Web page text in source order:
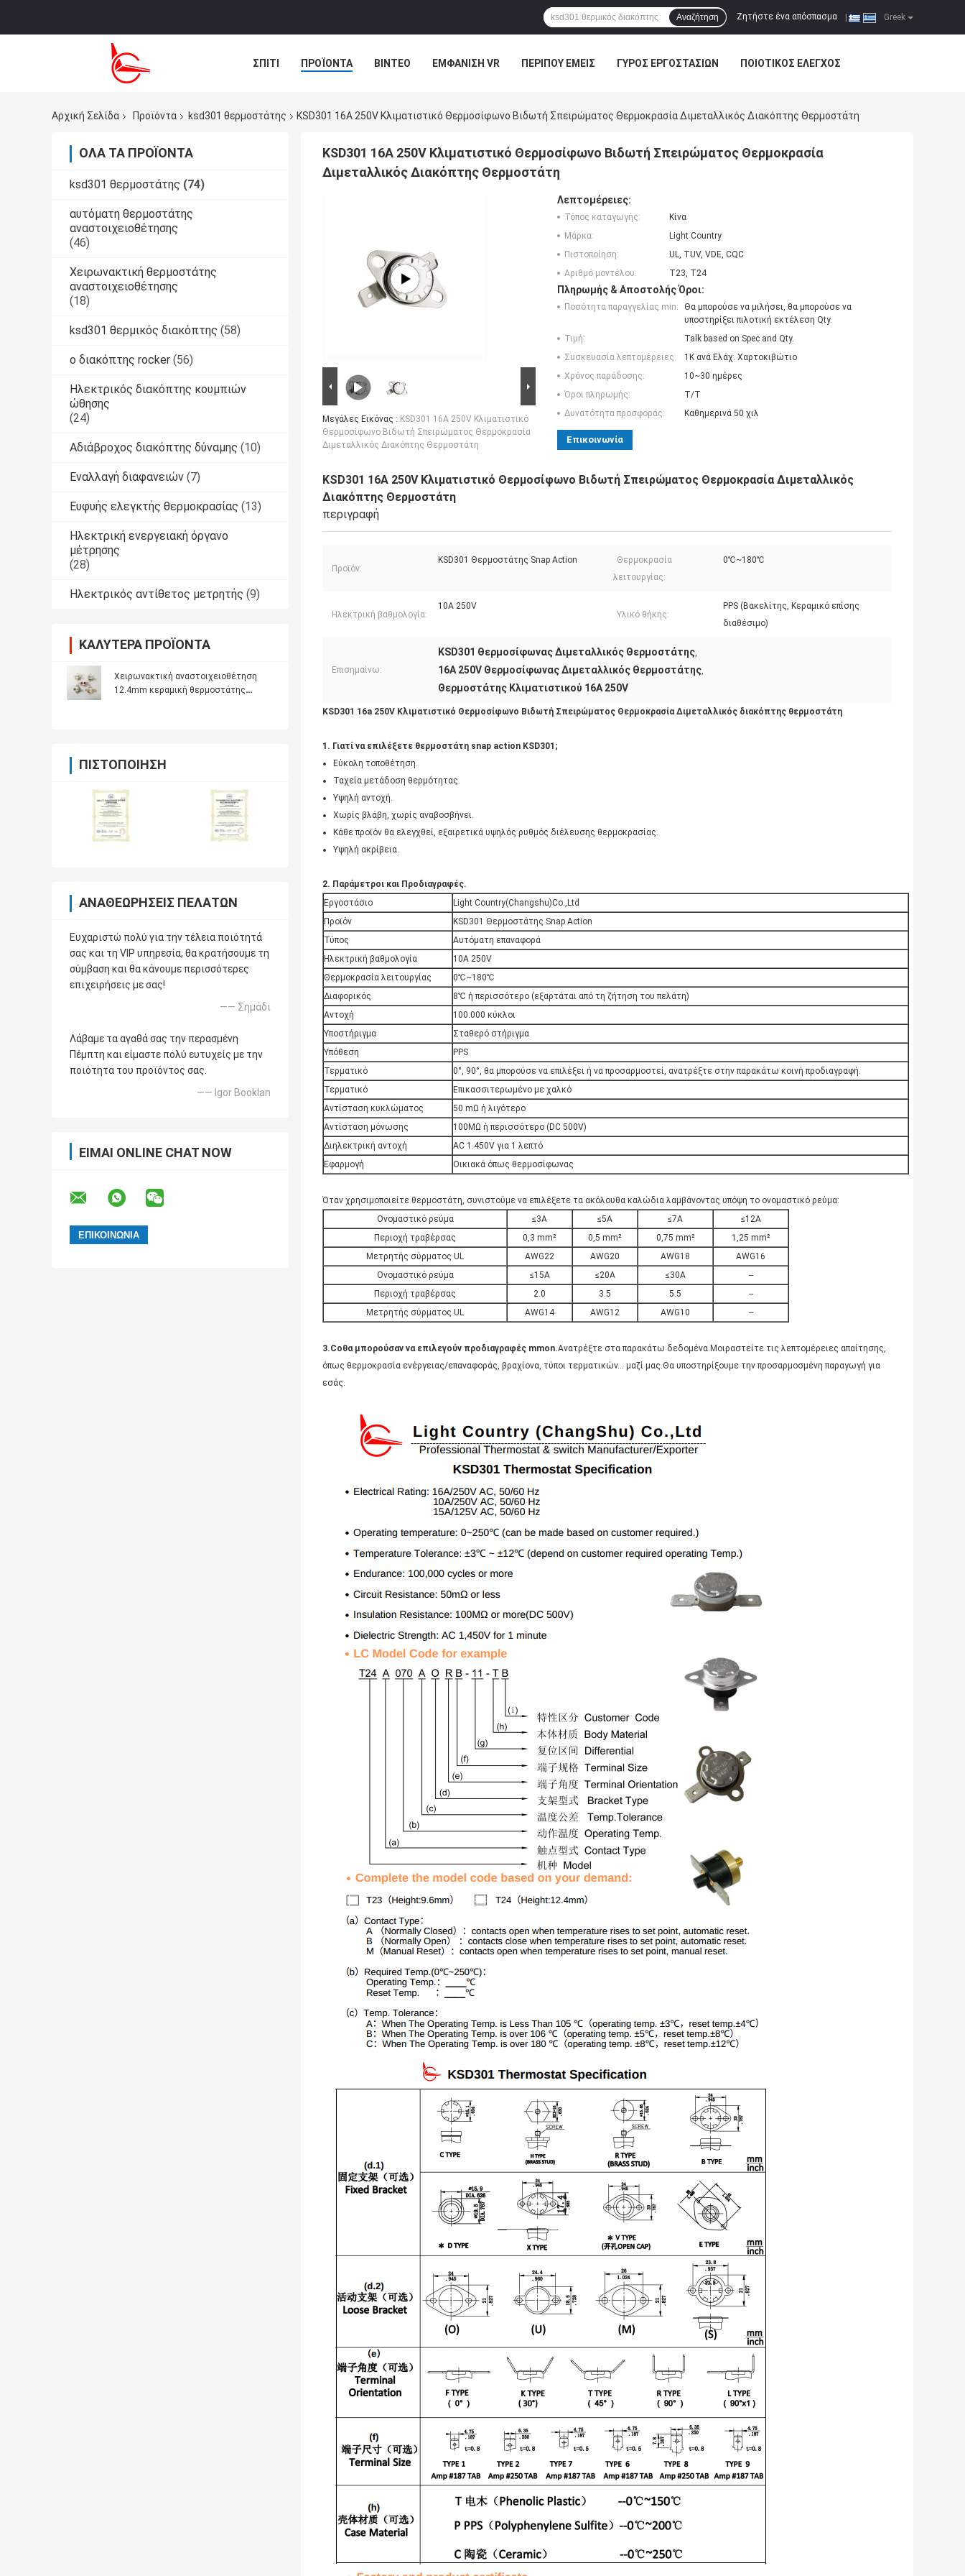
Greek
Ζητήστε ένα απόσπασμα
Αναζήτηση
ΣΠΊΤΙ ΠΡΟΪΌΝΤΑ ΒΊΝΤΕΟ ΕΜΦΆΝΙΣΗ VR ΠΕΡΊΠΟΥ ΕΜΕΊΣ ΓΎΡΟΣ ΕΡΓΟΣΤΑΣΊΩΝ ΠΟΙΟΤΙΚΌΣ ΈΛΕΓΧΟΣ
Αρχική Σελίδα
Προϊόντα ksd301 θερμοστάτης KSD301 16A 250V Κλιματιστικό Θερμοσίφωνο Βιδωτή Σπειρώματος Θερμοκρασία Διμεταλλικός Διακόπτης Θερμοστάτη
ΌΛΑ ΤΑ ΠΡΟΪΌΝΤΑ
ksd301 θερμοστάτης (74)
αυτόματη θερμοστάτης
αναστοιχειοθέτησης
(46)
Χειρωνακτική θερμοστάτης
αναστοιχειοθέτησης
(18)
ksd301 θερμικός διακόπτης (58)
ο διακόπτης rocker (56)
Ηλεκτρικός διακόπτης κουμπιών
ώθησης
(24)
Αδιάβροχος διακόπτης δύναμης (10)
Εναλλαγή διαφανειών (7)
Ευφυής ελεγκτής θερμοκρασίας (13)
Ηλεκτρική ενεργειακή όργανο
μέτρησης
(28)
Ηλεκτρικός αντίθετος μετρητής (9)
ΚΑΛΎΤΕΡΑ ΠΡΟΪΌΝΤΑ
Χειρωνακτική αναστοιχειοθέτηση
12.4mm κεραμική θερμοστάτης
ΠΙΣΤΟΠΟΊΗΣΗ
ΑΝΑΘΕΩΡΉΣΕΙΣ ΠΕΛΑΤΏΝ
Ευχαριστώ πολύ για την τέλεια ποιότητά
σας και τη VIP υπηρεσία, θα κρατήσουμε τη
σύμβαση και θα κάνουμε περισσότερες
επιχειρήσεις με σας!
—— Σημάδι
Λάβαμε τα αγαθά σας την περασμένη
Πέμπτη και είμαστε πολύ ευτυχείς με την
ποιότητα του προϊόντος σας.
—— Igor Booklan
ΕΊΜΑΙ ONLINE CHAT NOW
KSD301 16A 250V Κλιματιστικό Θερμοσίφωνο Βιδωτή Σπειρώματος Θερμοκρασία
Διμεταλλικός Διακόπτης Θερμοστάτη
Μεγάλες Εικόνας : KSD301 16A 250V Κλιματιστικό
Θερμοσίφωνο Βιδωτή Σπειρώματος Θερμοκρασία
Διμεταλλικός Διακόπτης Θερμοστάτη
Λεπτομέρειες:
Τόπος καταγωγής:
Κίνα
Μάρκα:
Light Country
Πιστοποίηση:
UL, TUV, VDE, CQC
Αριθμό μοντέλου:
Τ23, Τ24
Πληρωμής & Αποστολής Όροι:
Ποσότητα παραγγελίας min:
Θα μπορούσε να μιλήσει, θα μπορούσε να
υποστηρίξει πιλοτική εκτέλεση Qty.
Τιμή:
Talk based on Spec and Qty.
Συσκευασία λεπτομέρειες:
1K ανά Ελάχ. Χαρτοκιβώτιο
Χρόνος παράδοσης:
10~30 ημέρες
Όροι πληρωμής:
T/T
Δυνατότητα προσφοράς:
Καθημερινά 50 χιλ
Επικοινωνία
KSD301 16A 250V Κλιματιστικό Θερμοσίφωνο Βιδωτή Σπειρώματος Θερμοκρασία Διμεταλλικός
Διακόπτης Θερμοστάτη
περιγραφή
Προϊόν:
KSD301 Θερμοστάτης Snap Action
Θερμοκρασία
λειτουργίας:
0℃~180℃
Ηλεκτρική βαθμολογία:
10A 250V
Υλικό θήκης:
PPS (Βακελίτης, Κεραμικό επίσης
διαθέσιμο)
Επισημαίνω:
KSD301 Θερμοσίφωνας Διμεταλλικός Θερμοστάτης,
16A 250V Θερμοσίφωνας Διμεταλλικός Θερμοστάτης,
Θερμοστάτης Κλιματιστικού 16A 250V
KSD301 16a 250V Κλιματιστικό Θερμοσίφωνο Βιδωτή Σπειρώματος Θερμοκρασία Διμεταλλικός διακόπτης θερμοστάτη
1. Γιατί να επιλέξετε θερμοστάτη snap action KSD301;
Εύκολη τοποθέτηση.
Ταχεία μετάδοση θερμότητας.
Υψηλή αντοχή.
Χωρίς βλάβη, χωρίς αναβοσβήνει.
Κάθε προϊόν θα ελεγχθεί, εξαιρετικά υψηλός ρυθμός διέλευσης θερμοκρασίας.
Υψηλή ακρίβεια.
2. Παράμετροι και Προδιαγραφές.
Εργοστάσιο
Light Country(Changshu)Co.,Ltd
Προϊόν
KSD301 Θερμοστάτης Snap Action
Τύπος
Αυτόματη επαναφορά
Ηλεκτρική βαθμολογία
10A 250V
Θερμοκρασία λειτουργίας
0℃~180℃
Διαφορικός
8℃ ή περισσότερο (εξαρτάται από τη ζήτηση του πελάτη)
Αντοχή
100.000 κύκλοι
Υποστήριγμα
Σταθερό στήριγμα
Υπόθεση
PPS
Τερματικό
0°, 90°, θα μπορούσε να επιλέξει ή να προσαρμοστεί, ανατρέξτε στην παρακάτω κοινή προδιαγραφή.
Τερματικό
Επικασσιτερωμένο με χαλκό
Αντίσταση κυκλώματος
50 mΩ ή λιγότερο
Αντίσταση μόνωσης
100MΩ ή περισσότερο (DC 500V)
Διηλεκτρική αντοχή
AC 1.450V για 1 λεπτό
Εφαρμογή
Οικιακά όπως θερμοσίφωνας
Όταν χρησιμοποιείτε θερμοστάτη, συνιστούμε να επιλέξετε τα ακόλουθα καλώδια λαμβάνοντας υπόψη το ονομαστικό ρεύμα:
Ονομαστικό ρεύμα
≤3A ≤5A ≤7A
≤12A
Περιοχή τραβέρσας
0,3 mm² 0,5 mm² 0,75 mm²
1,25 mm²
Μετρητής σύρματος UL
AWG22 AWG20 AWG18
AWG16
Ονομαστικό ρεύμα
≤15A ≤20A ≤30A
--
Περιοχή τραβέρσας
2.0 3.5 5.5
--
Μετρητής σύρματος UL
AWG14 AWG12 AWG10 --
3.Coθα μπορούσαν να επιλεγούν προδιαγραφές mmon.Ανατρέξτε στα παρακάτω δεδομένα.Μοιραστείτε τις λεπτομέρειες απαίτησης,
όπως θερμοκρασία ενέργειας/επαναφοράς, βραχίονα, τύποι τερματικών... μαζί μας.Θα υποστηρίξουμε την προσαρμοσμένη παραγωγή για
εσάς.